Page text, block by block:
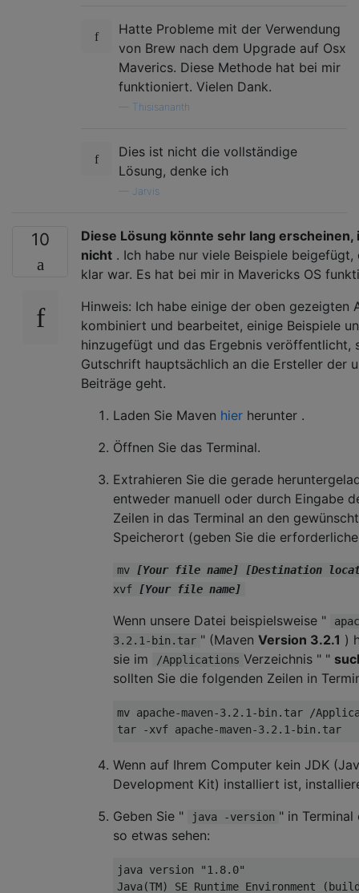
Hatte Probleme mit der Verwendung
von Brew nach dem Upgrade auf Osx
Maverics. Diese Methode hat bei mir
funktioniert. Vielen Dank.
Thisisananth
Dies ist nicht die vollständige
Lösung, denke ich
Jarvis
10
Diese Lösung könnte sehr lang erscheinen,
nicht . Ich habe nur viele Beispiele beigefügt,
klar war. Es hat bei mir in Mavericks OS
Hinweis: Ich habe einige der oben gezeigten
kombiniert und bearbeitet, einige Beispiele
hinzugefügt und das Ergebnis veröffentlicht,
Gutschrift hauptsächlich an die Ersteller der
Beiträge geht.
Laden Sie Maven hier herunter .
Öffnen Sie das Terminal.
Extrahieren Sie die gerade
entweder manuell oder durch Eingabe
Zeilen in das Terminal an den
Speicherort (geben Sie die
mv
[Your file name] [Destination
xvf
[Your file name]
Wenn unsere Datei beispielsweise "
3.2.1-bin.tar " (Maven Version 3.2.1 )
sie im
/Applications Verzeichnis " "
sollten Sie die folgenden Zeilen in
mv apache-maven-3.2.1-bin.tar /
Wenn auf Ihrem Computer kein JDK
Development Kit) installiert ist,
Geben Sie "
java -version " in Terminal
so etwas sehen:
java version "1.8.0"
Java(TM) SE Runtime Environment